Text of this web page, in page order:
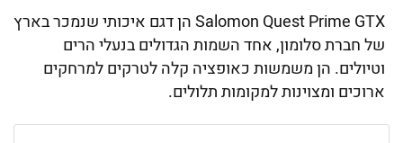
Salomon Quest Prime GTX הן דגם איכותי שנמכר בארץ
של חברת סלומון, אחד השמות הגדולים בנעלי הרים
וטיולים. הן משמשות כאופציה קלה לטרקים למרחקים
ארוכים ומצוינות למקומות תלולים.